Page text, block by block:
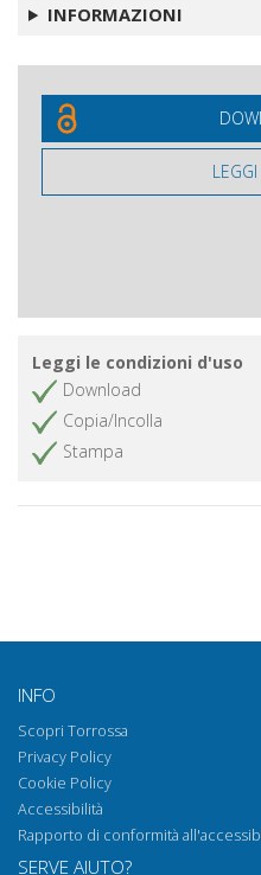
INFORMAZIONI
Leggi le condizioni d'uso
Download
Copia/Incolla
Stampa
INFO
Scopri Torrossa
Privacy Policy
Cookie Policy
Accessibilità
Rapporto di conformità
SERVE AIUTO?